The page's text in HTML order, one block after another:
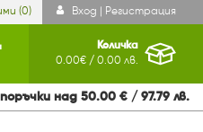
(0) Вход | Регистрация
Количка
0.00€ / 0.00 лв.
над 50.00 € / 97.79 лв.